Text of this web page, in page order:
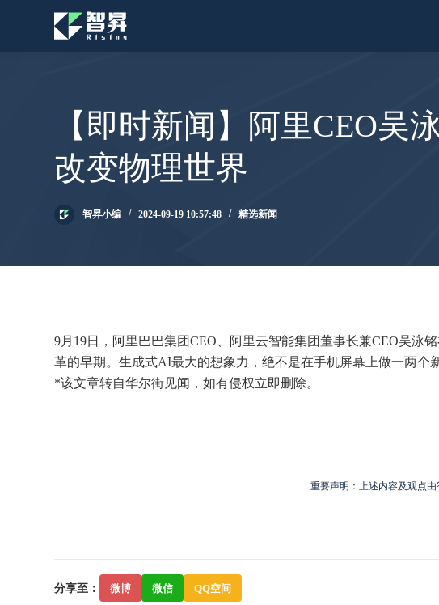
【即时新闻】阿里CEO
改变物理世界
智昇小编 2024-09-19 10:57:48 精选新闻
9月19日，阿里巴巴集团CEO、阿里云智能集团董事长兼CEO吴泳
革的早期。生成式AI最大的想象力，绝不是在手机屏幕上做一两个
*该文章转自华尔街见闻，如有侵权立即删除。
重要声明：上述内容及观点
分享至： 微博 微信 QQ空间